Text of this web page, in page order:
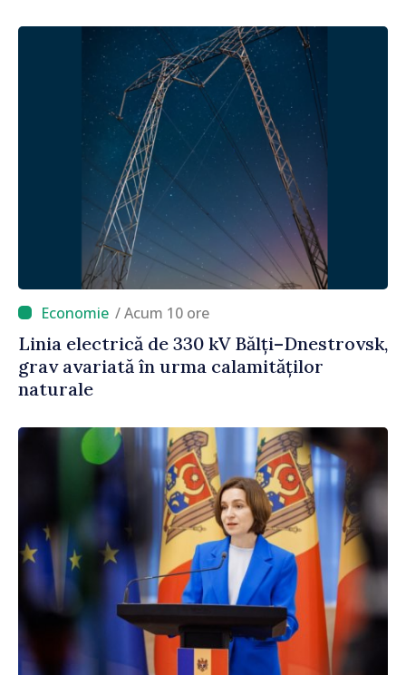
/ Acum 10 ore
Linia electrică de 330 kV Bălți–Dnestrovsk,
grav avariată în urma calamităților
naturale